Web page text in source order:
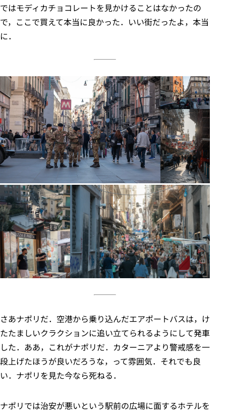
ではモディカチョコレートを見かけることはなかったの
で，ここで買えて本当に良かった．いい街だったよ，本当
に．
さあナポリだ．空港から乗り込んだエアポートバスは，け
たたましいクラクションに追い立てられるようにして発車
した．ああ，これがナポリだ．カターニアより警戒感を一
段上げたほうが良いだろうな，って雰囲気．それでも良
い．ナポリを見た今なら死ねる．
ナポリでは治安が悪いという駅前の広場に面するホテルを